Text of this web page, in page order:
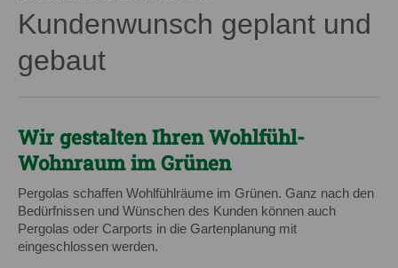
Kundenwunsch geplant und
gebaut
Wir gestalten Ihren Wohlfühl-
Wohnraum im Grünen
Pergolas schaffen Wohlfühlräume im Grünen. Ganz nach den
Bedürfnissen und Wünschen des Kunden können auch
Pergolas oder Carports in die Gartenplanung mit
eingeschlossen werden.